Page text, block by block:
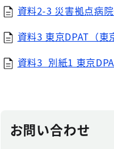
資料2-3 災害拠点病
資料3 東京DPAT（東
資料3_別紙1 東京
お問い合わせ